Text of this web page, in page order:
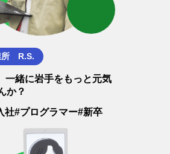
所 R.S.
一緒に岩手をもっと元気
か？
社#プログラマー#新卒